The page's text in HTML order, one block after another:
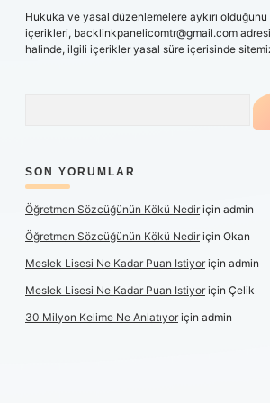
Hukuka ve yasal düzenlemelere aykırı
içerikleri, backlinkpanelicomtr@gmail.com
halinde, ilgili içerikler yasal süre içerisinde
SON YORUMLAR
Öğretmen Sözcüğünün Kökü Nediriçin admin
Öğretmen Sözcüğünün Kökü Nediriçin Okan
Meslek Lisesi Ne Kadar Puan Istiyoriçin admin
Meslek Lisesi Ne Kadar Puan Istiyoriçin Çelik
30 Milyon Kelime Ne Anlatıyoriçin admin